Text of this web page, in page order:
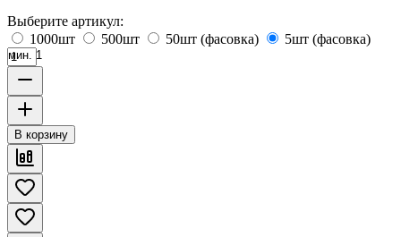
Выберите артикул:
1000шт
500шт 50шт (фасовка) 5шт (фасовка)
мин. 1
В корзину